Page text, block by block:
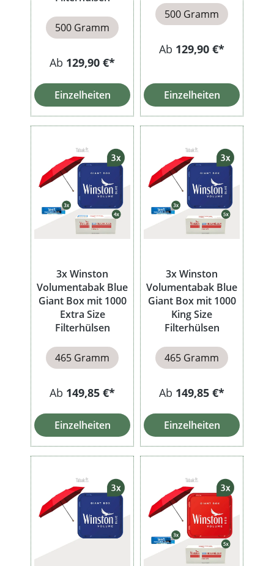
500 Gramm
Ab 129,90 €*
Einzelheiten
500 Gramm
Ab 129,90 €*
Einzelheiten
3x Winston
Volumentabak Blue
Giant Box mit 1000
Extra Size
Filterhülsen
465 Gramm
Ab 149,85 €*
Einzelheiten
3x Winston
Volumentabak Blue
Giant Box mit 1000
King Size
Filterhülsen
465 Gramm
Ab 149,85 €*
Einzelheiten